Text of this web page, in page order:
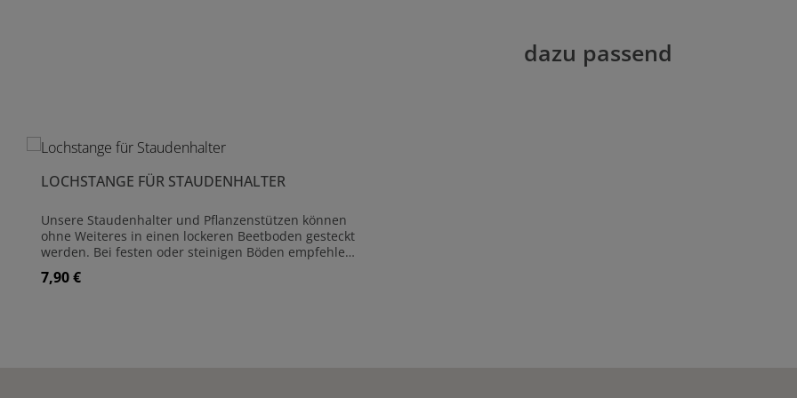
dazu passend
LOCHSTANGE FÜR STAUDENHALTER
Unsere Staudenhalter und Pflanzenstützen können
ohne Weiteres in einen lockeren Beetboden gesteckt
werden. Bei festen oder steinigen Böden empfehlen
vorzubereiten. Sie ist aus 8 mm starkem Stahl
Regulärer Preis:
7,90 €